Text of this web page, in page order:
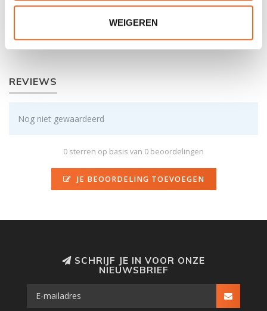
WEIGEREN
WWR n.v.t.
REVIEWS
Nog niet gewaardeerd
0 sterren op basis van 0 beoordelingen
JE BEOORDELING TOEVOEGEN
SCHRIJF JE IN VOOR ONZE
NIEUWSBRIEF